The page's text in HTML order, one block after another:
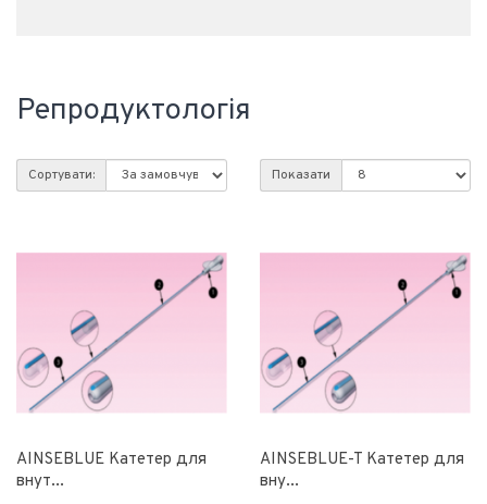
Репродуктологія
Сортувати: Показати
AINSEBLUE Катетер для
внут...
AINSEBLUE-T Катетер для
вну...